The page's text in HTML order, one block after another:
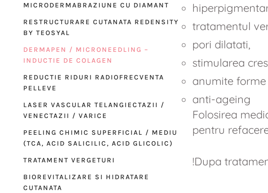
MICRODERMABRAZIUNE CU DIAMANT
RESTRUCTURARE CUTANATA REDENSITY
BY TEOSYAL
DERMAPEN / MICRONEEDLING –
INDUCTIE DE COLAGEN
REDUCTIE RIDURI RADIOFRECVENTA
PELLEVE
LASER VASCULAR TELANGIECTAZII /
VENECTAZII / VARICE
PEELING CHIMIC SUPERFICIAL / MEDIU
(TCA, ACID SALICILIC, ACID GLICOLIC)
TRATAMENT VERGETURI
BIOREVITALIZARE SI HIDRATARE
CUTANATA
tratamentul
pori dilatati,
stimularea
anumite forme
anti-ageing
Folosirea
pentru
!Dupa